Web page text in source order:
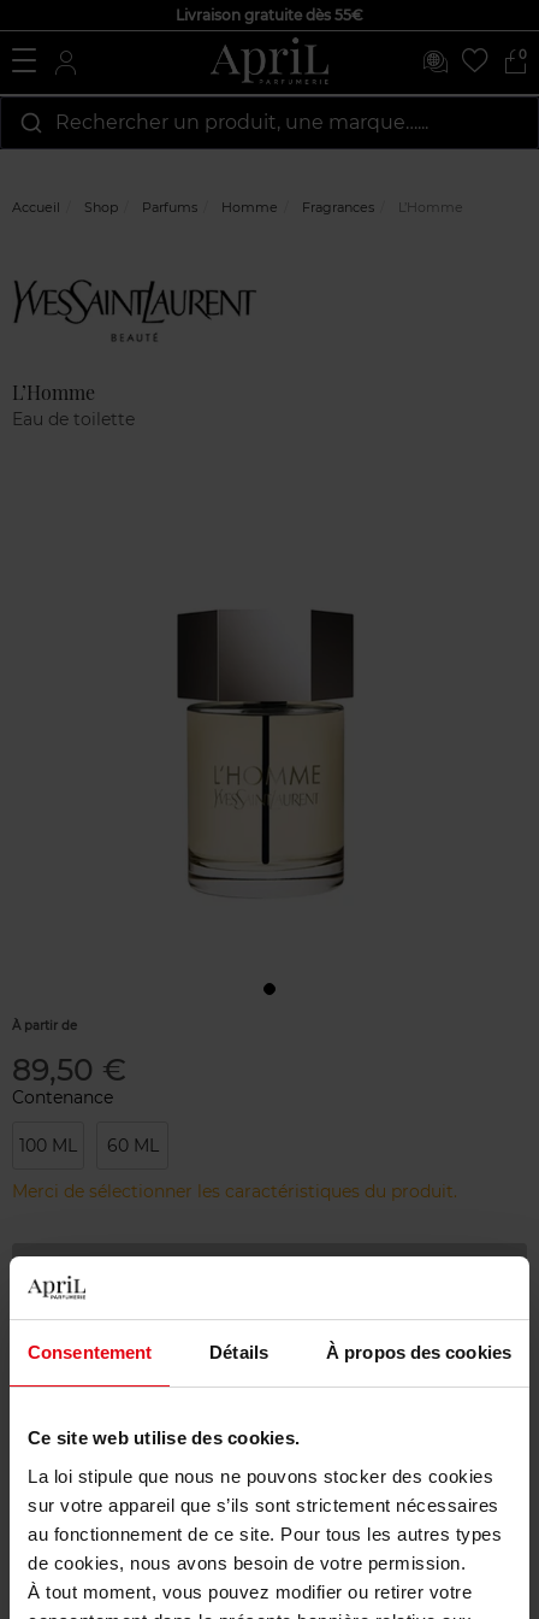
Consentement Détails À propos des cookies
Ce site web utilise des cookies.
La loi stipule que nous ne pouvons stocker des cookies
sur votre appareil que s’ils sont strictement nécessaires
au fonctionnement de ce site. Pour tous les autres types
de cookies, nous avons besoin de votre permission.
À tout moment, vous pouvez modifier ou retirer votre
Livraison gratuite dès 55€
0
Rechercher un produit, une marque…...
Accueil Shop Parfums Homme Fragrances L’Homme
L’Homme
Eau de toilette
À partir de
89,50 €
Contenance
100 ML 60 ML
Merci de sélectionner les caractéristiques du produit.
Livraison gratuite à partir de 55€
Description